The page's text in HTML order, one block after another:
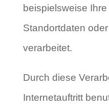
beispielsweise
Standortdaten
verarbeitet.
Durch diese
Internetauftritt